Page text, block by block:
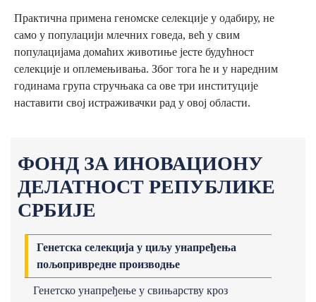
ФОНД ЗА ИНОВАЦИОНУ
ДЕЛАТНОСТ РЕПУБЛИКЕ
СРБИЈЕ
Генетска селекција у циљу унапређења
пољопривредне производње
Генетско унапређење у свињарству кроз
Практична примена геномске селекције у одабиру, не
само у популацији млечних говеда, већ у свим
популацијама домаћих животиње јесте будућност
селекције и оплемењивања. Због тога ће и у наредним
годинама група стручњака са ове три институције
наставити свој истраживачки рад у овој области.